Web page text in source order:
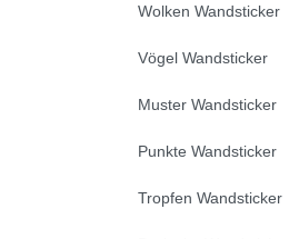
Wolken Wandsticker
Vögel Wandsticker
Muster Wandsticker
Punkte Wandsticker
Tropfen Wandsticker